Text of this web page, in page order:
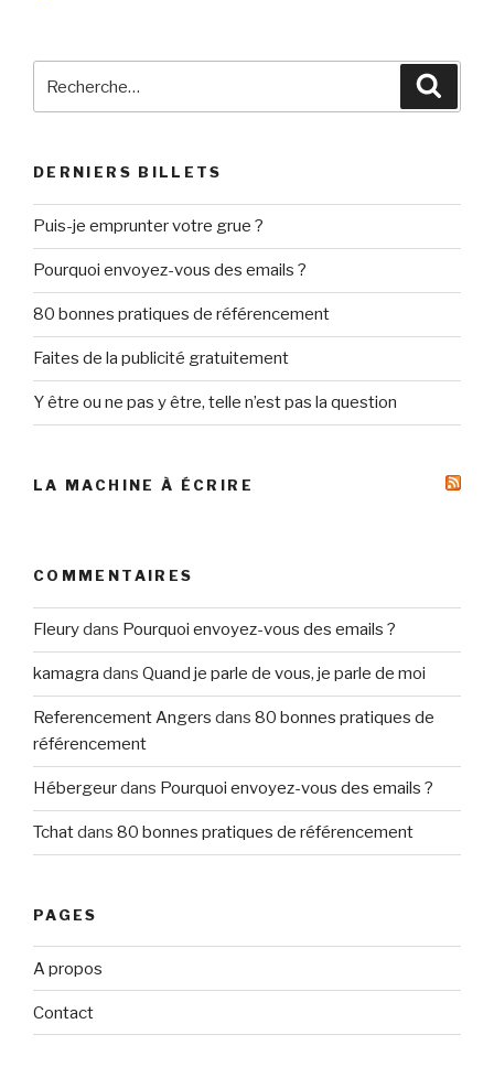
DERNIERS BILLETS
Puis-je emprunter votre grue ?
Pourquoi envoyez-vous des emails ?
80 bonnes pratiques de référencement
Faites de la publicité gratuitement
Y être ou ne pas y être, telle n’est pas la question
LA MACHINE À ÉCRIRE
COMMENTAIRES
Fleurydans Pourquoi envoyez-vous des emails ?
kamagra dans Quand je parle de vous, je parle de moi
Referencement Angers dans 80 bonnes pratiques de
référencement
Hébergeurdans Pourquoi envoyez-vous des emails ?
Tchatdans 80 bonnes pratiques de référencement
PAGES
A propos
Contact